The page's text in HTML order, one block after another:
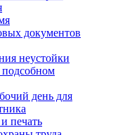
документов
неустойки
день для
печать